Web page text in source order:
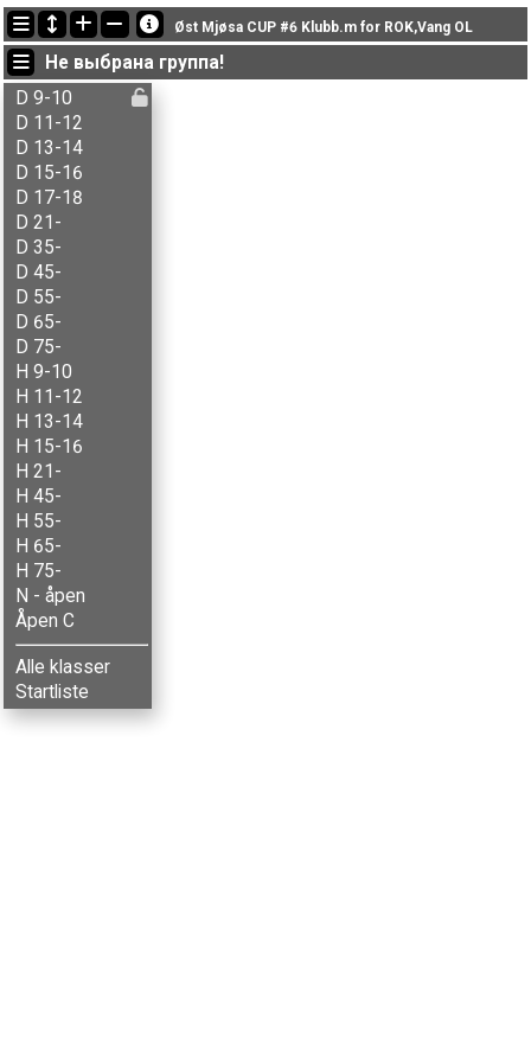
Последние обновления
18:45:12: Inger Røste (N - åpen) финишировал with status finished
18:43:25: Jon-Anders Bordal (N - åpen
18:41:27: Knut Helstad (N - åpen) финишировал with status finished
Øst Mjøsa CUP #6 Klubb.m for ROK,Vang OL
Не выбрана группа!
D 9-10
D 11-12
D 13-14
D 15-16
D 17-18
D 21-
D 35-
D 45-
D 55-
D 65-
D 75-
H 9-10
H 11-12
H 13-14
H 15-16
H 21-
H 45-
H 55-
H 65-
H 75-
N - åpen
Åpen C
Alle klasser
Startliste